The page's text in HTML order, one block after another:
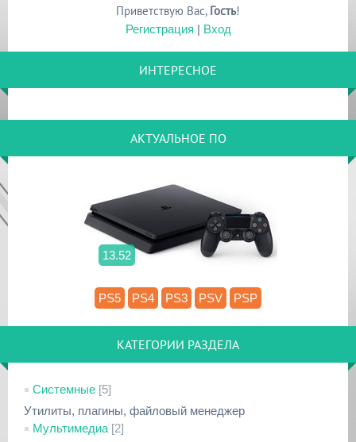
Приветствую Вас, Гость!
Регистрация | Вход
ИНТЕРЕСНОЕ
АКТУАЛЬНОЕ ПО
13.52
PS5 PS4 PS3 PSV PSP
КАТЕГОРИИ РАЗДЕЛА
Системные [5]
Утилиты, плагины, файловый менеджер
Мультимедиа [2]